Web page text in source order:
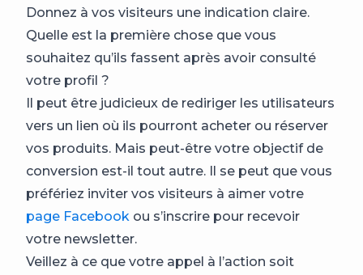
Donnez à vos visiteurs une indication claire.
Quelle est la première chose que vous
souhaitez qu’ils fassent après avoir consulté
votre profil ?
Il peut être judicieux de rediriger les utilisateurs
vers un lien où ils pourront acheter ou réserver
vos produits. Mais peut-être votre objectif de
conversion est-il tout autre. Il se peut que vous
préfériez inviter vos visiteurs à aimer votre
page Facebook ou s’inscrire pour recevoir
votre newsletter.
Veillez à ce que votre appel à l’action soit